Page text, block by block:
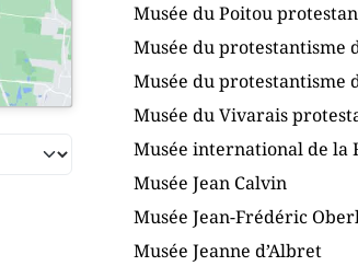
Musée du Poitou
Musée du protestantisme
Musée du protestantisme
Musée du Vivarais
Musée international de la
Musée Jean Calvin
Musée Jean-Frédéric
Musée Jeanne d’Albret